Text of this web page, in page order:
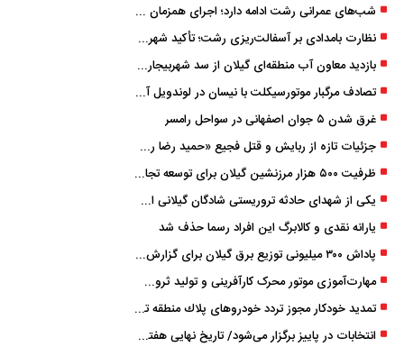
شب‌های عمرانی رشت ادامه دارد؛ اجرای همزمان آسفالت‌ریزی در پنج منطقه شهری
نظارت بامدادی بر آسفالت‌ریزی رشت؛ تأکید شهردار و بازرس کل بر کیفیت اجرای پروژه‌ها
بازدید معاون آب منطقه‌ای گیلان از سد شهربیجار برای تداوم تأمین آب شرب استان
تصادف مرگبار موتورسیکلت با نیسان در لوندویل آستارا/ انتقال مصدوم با اورژانس هوایی به رشت
غرق شدن ۵ جوان اصفهانی در سواحل رامسر
جزئیات تازه از ربایش و قتل فجیع «حمید رضا رجب زاده» مداح جوان تهرانی؛ ۴ متهم بازداشت شدند
ظرفیت ۵۰۰ هزار مرزنشین گیلان برای توسعه تجارت فعال می‌شود
یکی از شهدای حادثه تروریستی شادگان گیلانی است/ شهادت «سینا سیاه‌ نژاد» در درگیری با اشرار مسلح
یارانه نقدی و کالابرگ این افراد رسما حذف شد
پاداش ۳۰۰ میلیونی توزیع برق گیلان برای گزارش ماینرهای غیرمجاز
مهارت‌آموزی موتور محرک کارآفرینی و تولید ثروت است
تمدید خودكار مجوز تردد خودروهای پلاك منطقه تا پایان آذر ۱۴۰۵
انتخابات در پاییز برگزار می‌شود/ تاریخ نهایی هفته آینده اعلام می‌شود